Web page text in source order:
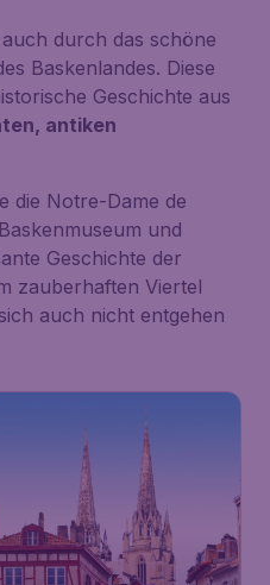
durch das schöne
Baskenlandes. Diese
Geschichte aus
antiken
die Notre-Dame de
Baskenmuseum und
Geschichte der
zauberhaften Viertel
auch nicht entgehen